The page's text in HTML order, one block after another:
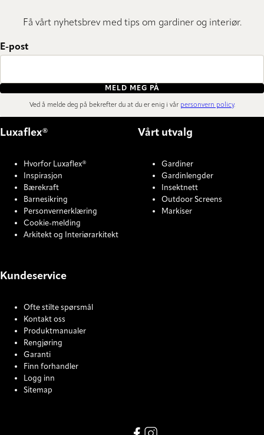
Få vårt nyhetsbrev med tips om gardiner og interiør.
E-post
MELD MEG PÅ
Ved å melde deg på bekrefter du at du er enig i vår personvern policy.
Luxaflex®
Hvorfor Luxaflex®
Inspirasjon
Bærekraft
Barnesikring
Personvernerklæring
Cookie-melding
Arkitekt og Interiørarkitekt
Vårt utvalg
Gardiner
Gardinlengder
Insektnett
Outdoor Screens
Markiser
Kundeservice
Ofte stilte spørsmål
Kontakt oss
Produktmanualer
Rengjøring
Garanti
Finn forhandler
Logg inn
Sitemap
Facebook
Instagram